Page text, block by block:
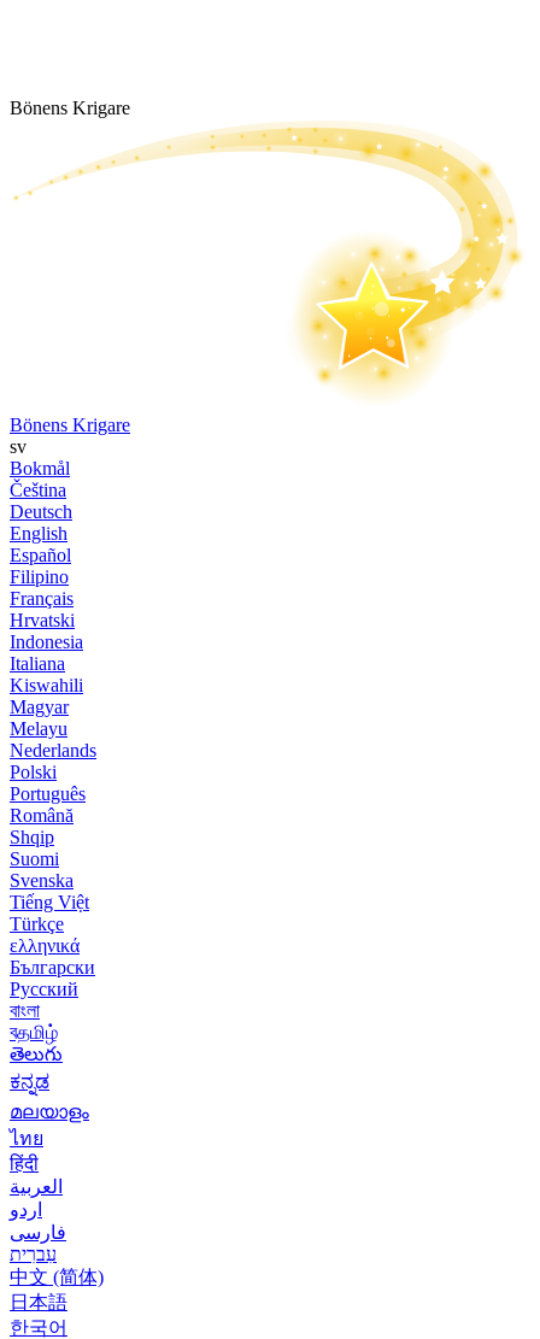
Bönens Krigare
Bönens Krigare
sv
Bokmål
Čeština
Deutsch
English
Español
Filipino
Français
Hrvatski
Indonesia
Italiana
Kiswahili
Magyar
Melayu
Nederlands
Polski
Português
Română
Shqip
Suomi
Svenska
Tiếng Việt
Türkçe
ελληνικά
Български
Русский
বাংলা
বதமிழ்
తెలుగు
ಕನ್ನಡ
മലയാളം
ไทย
हिंदी
العربية
اردو
فارسی
עִברִית
中文 (简体)
日本語
한국어